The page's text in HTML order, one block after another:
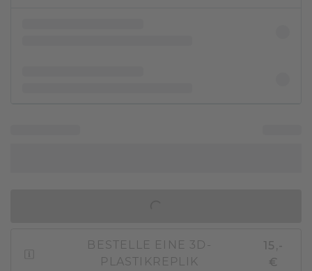
BESTELLE EINE 3D-
PLASTIKREPLIK
15,-
€